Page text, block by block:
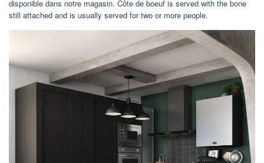
disponible dans notre magasin. Côte de boeuf is served with the bone
still attached and is usually served for two or more people.